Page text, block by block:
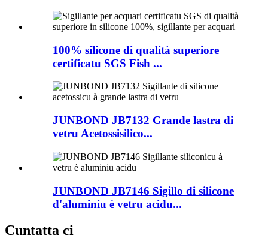
100% silicone di qualità superiore
certificatu SGS Fish ...
JUNBOND JB7132 Grande lastra di
vetru Acetossisilico...
JUNBOND JB7146 Sigillo di silicone
d'aluminiu è vetru acidu...
Cuntatta ci